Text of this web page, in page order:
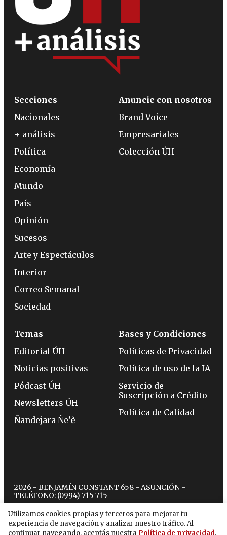
Utilizamos cookies propias y terceros para mejorar tu
experiencia de navegación y analizar nuestro tráfico. Al
continuar navegando, aceptás nuestra Política de privacidad .
Secciones
Nacionales
+ análisis
Política
Economía
Mundo
País
Opinión
Sucesos
Arte y Espectáculos
Interior
Correo Semanal
Sociedad
Anuncie con nosotros
Brand Voice
Empresariales
Colección ÚH
Temas
Editorial ÚH
Noticias positivas
Pódcast ÚH
Newsletters ÚH
Ñandejara Ñe’ẽ
Bases y Condiciones
Políticas de Privacidad
Política de uso de la IA
Servicio de
Suscripción a Crédito
Política de Calidad
2026 - BENJAMÍN CONSTANT 658 - ASUNCIÓN -
TELÉFONO: (0994) 715 715
twitterinstagram
facebook
tiktokyoutubespotify